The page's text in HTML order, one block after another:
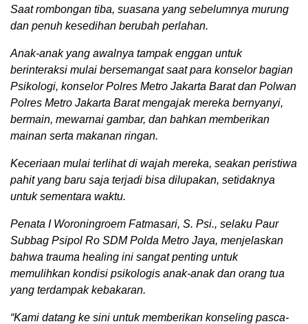
Saat rombongan tiba, suasana yang sebelumnya murung
dan penuh kesedihan berubah perlahan.
Anak-anak yang awalnya tampak enggan untuk
berinteraksi mulai bersemangat saat para konselor bagian
Psikologi, konselor Polres Metro Jakarta Barat dan Polwan
Polres Metro Jakarta Barat mengajak mereka bernyanyi,
bermain, mewarnai gambar, dan bahkan memberikan
mainan serta makanan ringan.
Keceriaan mulai terlihat di wajah mereka, seakan peristiwa
pahit yang baru saja terjadi bisa dilupakan, setidaknya
untuk sementara waktu.
Penata I Woroningroem Fatmasari, S. Psi., selaku Paur
Subbag Psipol Ro SDM Polda Metro Jaya, menjelaskan
bahwa trauma healing ini sangat penting untuk
memulihkan kondisi psikologis anak-anak dan orang tua
yang terdampak kebakaran.
“Kami datang ke sini untuk memberikan konseling pasca-